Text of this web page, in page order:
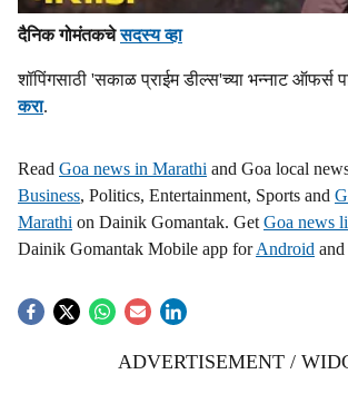
दैनिक गोमंतकचेसदस्य व्हा
शॉपिंगसाठी 'सकाळ प्राईम डील्स'च्या भन्नाट ऑफर्स
करा.
Read Goa news in Marathi and Goa local
Business, Politics, Entertainment, Sports and
Marathi on Dainik Gomantak. Get Goa news
Dainik Gomantak Mobile app forAndroid and
ADVERTISEMENT /